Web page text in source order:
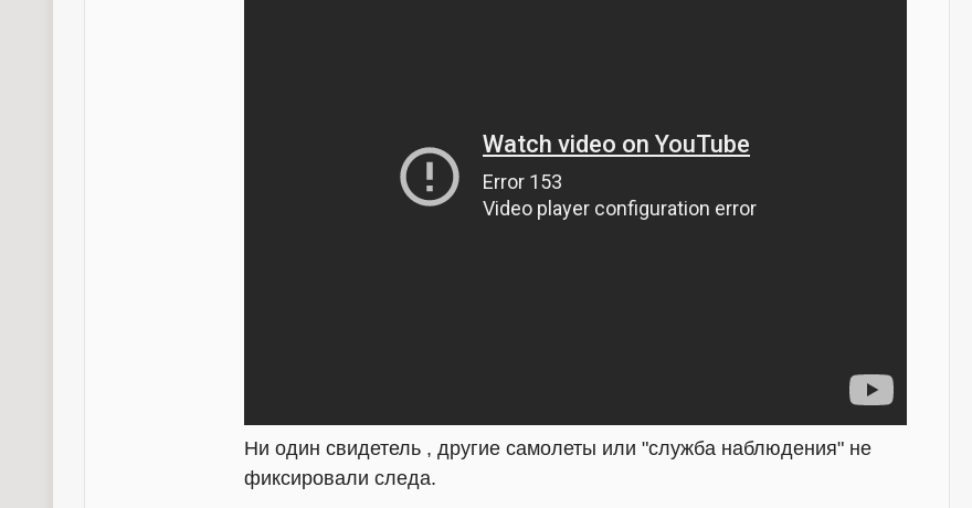
Ни один свидетель , другие самолеты или "служба наблюдения" не
фиксировали следа.